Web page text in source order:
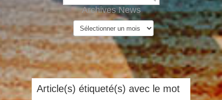
Archives News
Article(s) étiqueté(s) avec le mot